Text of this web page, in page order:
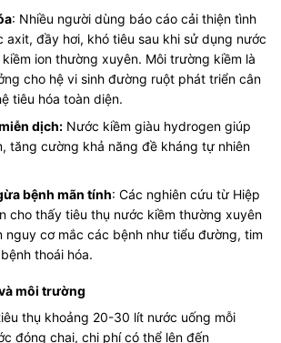
: Nhiều người dùng báo cáo cải thiện tình
axit, đầy hơi, khó tiêu sau khi sử dụng nước
ion thường xuyên. Môi trường kiềm là
cho hệ vi sinh đường ruột phát triển cân
tiêu hóa toàn diện.
dịch: Nước kiềm giàu hydrogen giúp
tăng cường khả năng đề kháng tự nhiên
bệnh mãn tính: Các nghiên cứu từ Hiệp
cho thấy tiêu thụ nước kiềm thường xuyên
nguy cơ mắc các bệnh như tiểu đường, tim
thoái hóa.
môi trường
thụ khoảng 20-30 lít nước uống mỗi
đóng chai, chi phí có thể lên đến